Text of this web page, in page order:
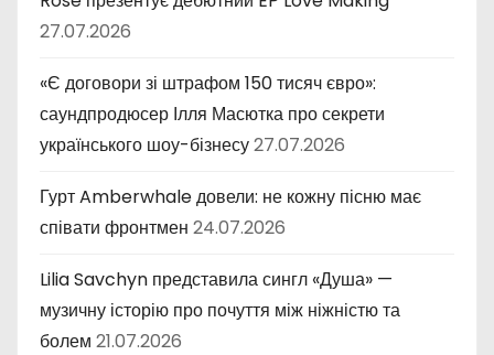
27.07.2026
«Є договори зі штрафом 150 тисяч євро»:
саундпродюсер Ілля Масютка про секрети
українського шоу-бізнесу27.07.2026
Гурт Amberwhale довели: не кожну пісню має
співати фронтмен 24.07.2026
Lilia Savchyn представила сингл «Душа» —
музичну історію про почуття між ніжністю та
болем 21.07.2026